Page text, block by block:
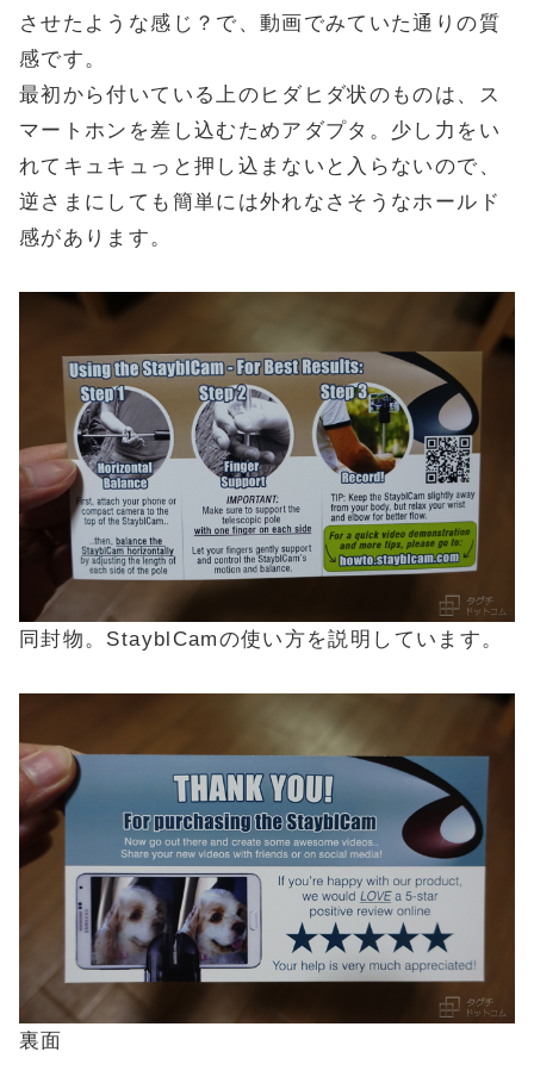
させたような感じ？で、動画でみていた通りの質
感です。
最初から付いている上のヒダヒダ状のものは、ス
マートホンを差し込むためアダプタ。少し力をい
れてキュキュっと押し込まないと入らないので、
逆さまにしても簡単には外れなさそうなホールド
感があります。
同封物。StayblCamの使い方を説明しています。
裏面